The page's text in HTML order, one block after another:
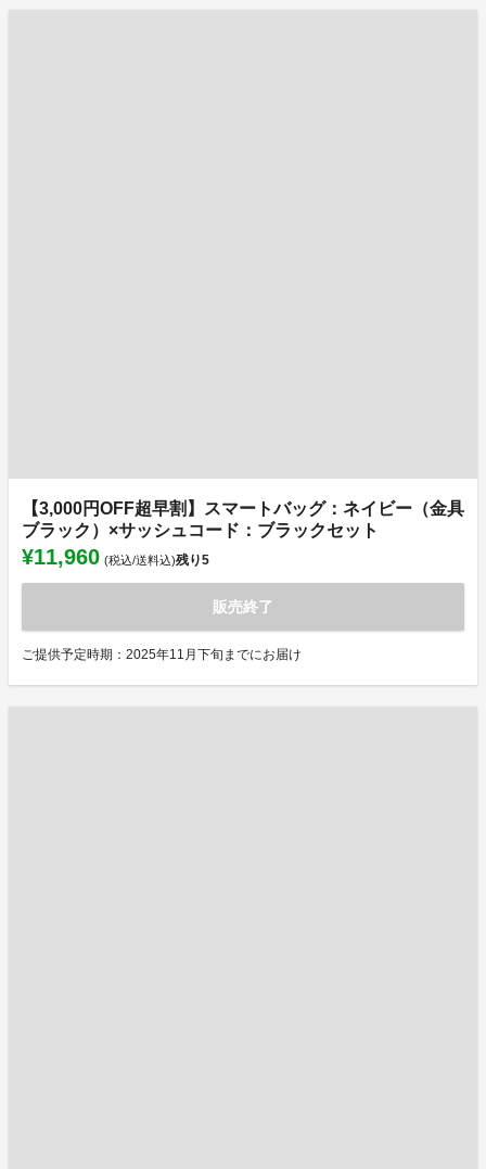
【3,000円OFF超早割】スマートバッグ：ネイビー（金具
ブラック）×サッシュコード：ブラックセット
¥11,960 (税込/送料込)残り5
販売終了
ご提供予定時期：2025年11月下旬までにお届け